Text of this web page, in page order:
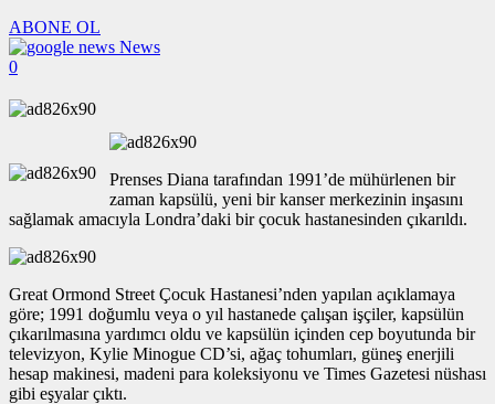
ABONE OL
News
0
Prenses Diana tarafından 1991’de mühürlenen bir
zaman kapsülü, yeni bir kanser merkezinin inşasını
sağlamak amacıyla Londra’daki bir çocuk hastanesinden çıkarıldı.
Great Ormond Street Çocuk Hastanesi’nden yapılan açıklamaya
göre; 1991 doğumlu veya o yıl hastanede çalışan işçiler, kapsülün
çıkarılmasına yardımcı oldu ve kapsülün içinden cep boyutunda bir
televizyon, Kylie Minogue CD’si, ağaç tohumları, güneş enerjili
hesap makinesi, madeni para koleksiyonu ve Times Gazetesi nüshası
gibi eşyalar çıktı.